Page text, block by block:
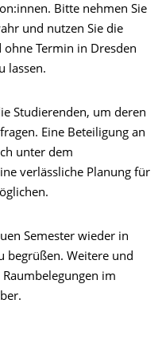
Bitte nehmen Sie
und nutzen Sie die
Termin in Dresden
lassen.
Studierenden, um deren
Eine Beteiligung an
unter dem
verlässliche Planung für
Semester wieder in
begrüßen. Weitere und
im